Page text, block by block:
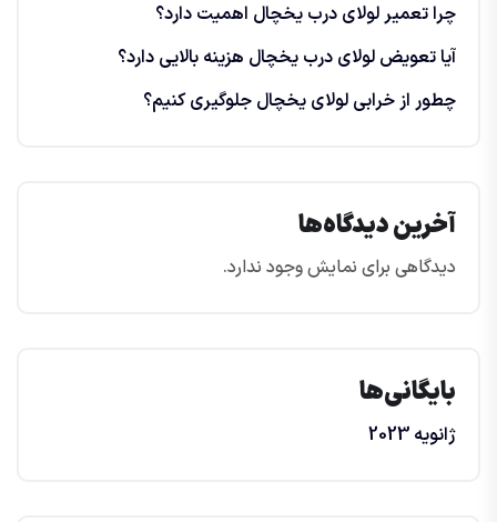
چرا تعمیر لولای درب یخچال اهمیت دارد؟
آیا تعویض لولای درب یخچال هزینه بالایی دارد؟
چطور از خرابی لولای یخچال جلوگیری کنیم؟
آخرین دیدگاه‌ها
دیدگاهی برای نمایش وجود ندارد.
بایگانی‌ها
ژانویه 2023